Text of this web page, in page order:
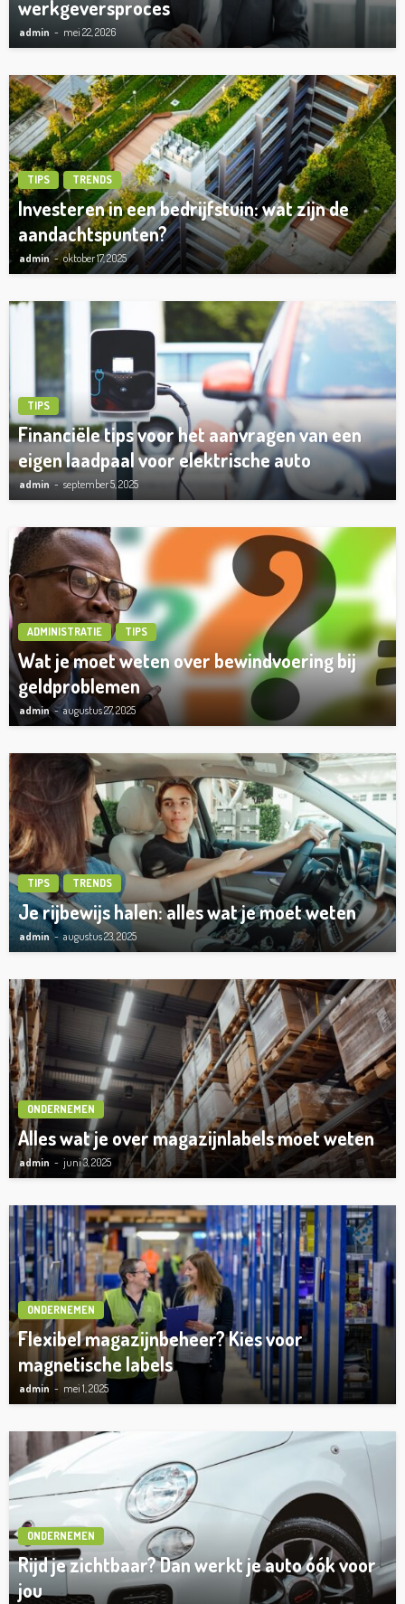
werkgeversproces
admin mei 22, 2026
TIPS TRENDS
Investeren in een bedrijfstuin: wat zijn de
aandachtspunten?
admin oktober 17, 2025
TIPS
Financiële tips voor het aanvragen van een
eigen laadpaal voor elektrische auto
admin september 5, 2025
ADMINISTRATIE TIPS
Wat je moet weten over bewindvoering bij
geldproblemen
admin augustus 27, 2025
TIPS TRENDS
Je rijbewijs halen: alles wat je moet weten
admin augustus 23, 2025
ONDERNEMEN
Alles wat je over magazijnlabels moet weten
admin juni 3, 2025
ONDERNEMEN
Flexibel magazijnbeheer? Kies voor
magnetische labels
admin mei 1, 2025
ONDERNEMEN
Rijd je zichtbaar? Dan werkt je auto óók voor
jou